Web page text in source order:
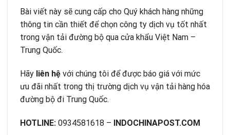
Bài viết này sẽ cung cấp cho Quý khách hàng những
thông tin cần thiết để chọn công ty dịch vụ tốt nhất
trong vận tải đường bộ qua cửa khẩu Việt Nam –
Trung Quốc.
Hãy liên hệ với chúng tôi để được báo giá với mức
ưu đãi nhất trong thị trường dịch vụ vận tải hàng hóa
đường bộ đi Trung Quốc.
HOTLINE: 0934581618 – INDOCHINAPOST.COM